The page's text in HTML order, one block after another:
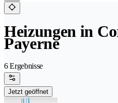
Heizungen in
Payerne
6 Ergebnisse
Jetzt geöffnet